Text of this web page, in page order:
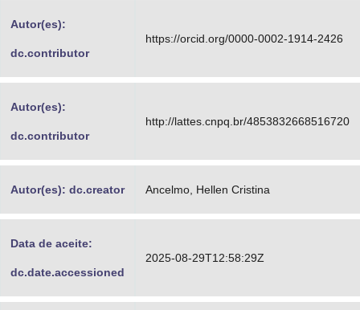
Autor(es):
dc.contributor
https://orcid.org/0000-0002-1914-2426
Autor(es):
dc.contributor
http://lattes.cnpq.br/4853832668516720
Autor(es): dc.creator Ancelmo, Hellen Cristina
Data de aceite:
dc.date.accessioned
2025-08-29T12:58:29Z